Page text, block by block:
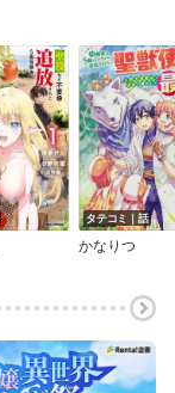
タテコミ｜話
かなりつ